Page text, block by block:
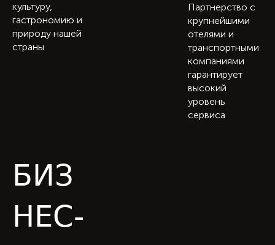
культуру,
гастрономию и
природу нашей
страны
Партнерство с
крупнейшими
отелями и
транспортными
компаниями
гарантирует
высокий
уровень
сервиса
БИЗ
НЕС-